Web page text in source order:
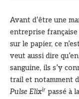
Avant d’être une
entreprise française
sur le papier, ce
veut aussi dire
sanguine, ils s’y
trail et notamment
Pulse Elixir passé à